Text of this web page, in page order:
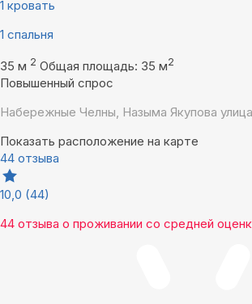
1 кровать
1 спальня
35 м 2 Общая площадь: 35 м2
Повышенный спрос
Набережные Челны, Назыма Якупова
Показать расположение на карте
44 отзыва
10,0 (44)
44 отзыва о проживании со средней